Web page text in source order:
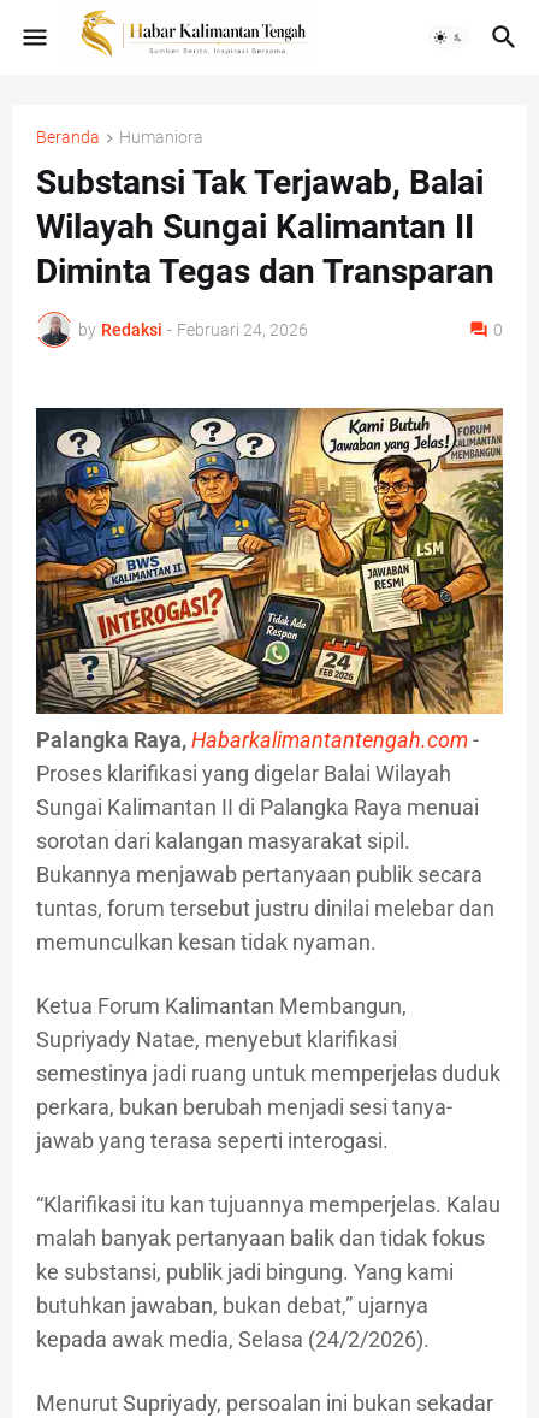
Beranda Humaniora
Substansi Tak Terjawab, Balai
Wilayah Sungai Kalimantan II
Diminta Tegas dan Transparan
by Redaksi - Februari 24, 2026 0
Palangka Raya,Habarkalimantantengah.com-
Proses klarifikasi yang digelar Balai Wilayah
Sungai Kalimantan II di Palangka Raya menuai
sorotan dari kalangan masyarakat sipil.
Bukannya menjawab pertanyaan publik secara
tuntas, forum tersebut justru dinilai melebar dan
memunculkan kesan tidak nyaman.
Ketua Forum Kalimantan Membangun,
Supriyady Natae, menyebut klarifikasi
semestinya jadi ruang untuk memperjelas duduk
perkara, bukan berubah menjadi sesi tanya-
jawab yang terasa seperti interogasi.
“Klarifikasi itu kan tujuannya memperjelas. Kalau
malah banyak pertanyaan balik dan tidak fokus
ke substansi, publik jadi bingung. Yang kami
butuhkan jawaban, bukan debat,” ujarnya
kepada awak media, Selasa (24/2/2026).
Menurut Supriyady, persoalan ini bukan sekadar